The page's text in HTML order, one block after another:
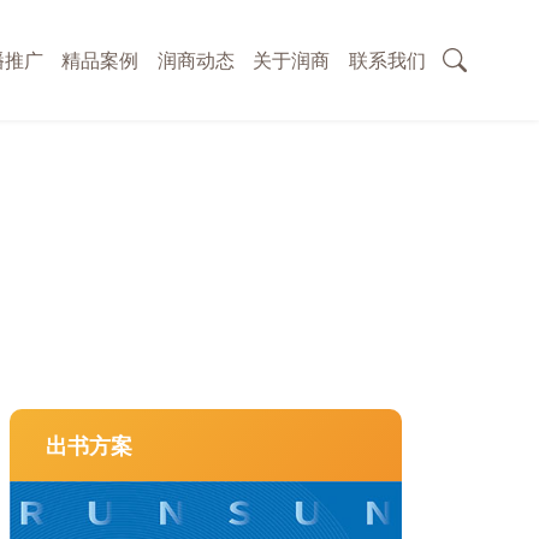
广 精品案例 润商动态 关于润商 联系我们
出书方案